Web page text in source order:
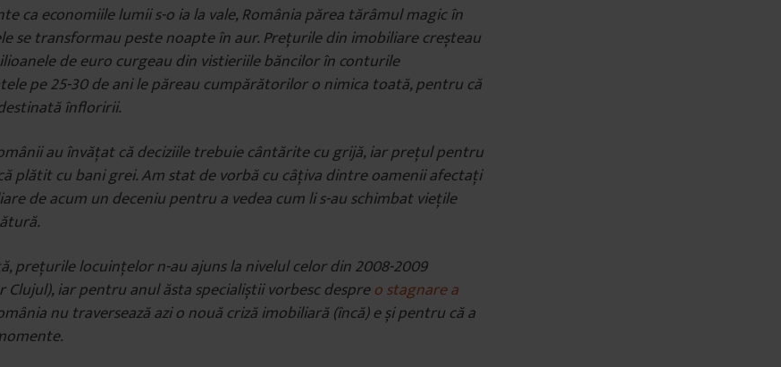
ca economiile lumii s-o ia la vale, România părea tărâmul magic în
se transformau peste noapte în aur. Prețurile din imobiliare creșteau
de euro curgeau din vistieriile băncilor în conturile
pe 25-30 de ani le păreau cumpărătorilor o nimica toată, pentru că
înfloririi.
au învățat că deciziile trebuie cântărite cu grijă, iar prețul pentru
plătit cu bani grei. Am stat de vorbă cu câțiva dintre oamenii afectați
de acum un deceniu pentru a vedea cum li s-au schimbat viețile
prețurile locuințelor n-au ajuns la nivelul celor din 2008-2009
Clujul), iar pentru anul ăsta specialiștii vorbesc despreo stagnare a
nu traversează azi o nouă criză imobiliară (încă) e și pentru că a